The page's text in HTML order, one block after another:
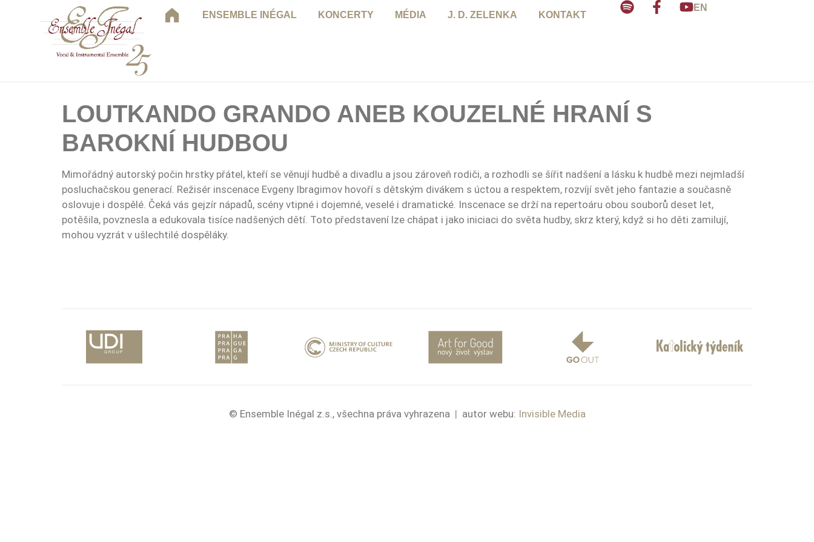
ENSEMBLE INÉGAL KONCERTY MÉDIA J. D. ZELENKA KONTAKT
EN
LOUTKANDO GRANDO ANEB KOUZELNÉ HRANÍ S
BAROKNÍ HUDBOU
Mimořádný autorský počin hrstky přátel, kteří se věnují hudbě a divadlu a jsou zároveň rodiči, a rozhodli se šířit nadšení a lásku k hudbě mezi nejmladší
posluchačskou generací. Režisér inscenace Evgeny Ibragimov hovoří s dětským divákem s úctou a respektem, rozvíjí svět jeho fantazie a současně
oslovuje i dospělé. Čeká vás gejzír nápadů, scény vtipné i dojemné, veselé i dramatické. Inscenace se drží na repertoáru obou souborů deset let,
potěšila, povznesla a edukovala tisíce nadšených dětí. Toto představení lze chápat i jako iniciaci do světa hudby, skrz který, když si ho děti zamilují,
mohou vyzrát v ušlechtilé dospěláky.
© Ensemble Inégal z.s., všechna práva vyhrazena | autor webu: Invisible Media